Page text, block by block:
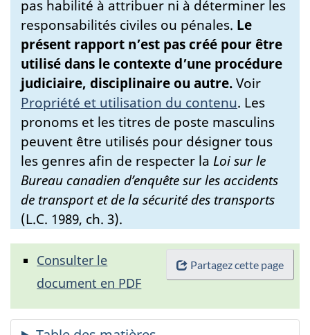
pas habilité à attribuer ni à déterminer les
responsabilités civiles ou pénales. Le
présent rapport n’est pas créé pour être
utilisé dans le contexte d’une procédure
judiciaire, disciplinaire ou autre.Voir
Propriété et utilisation du contenu. Les
pronoms et les titres de poste masculins
peuvent être utilisés pour désigner tous
les genres afin de respecter la Loi sur le
Bureau canadien d’enquête sur les accidents
de transport et de la sécurité des transports
(L.C. 1989, ch. 3).
Partagez cette page
Consulter le
document en PDF